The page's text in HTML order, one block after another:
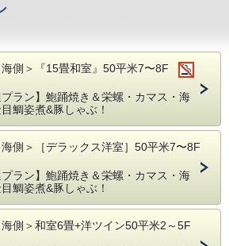
海側＞『15畳和室』50平米7〜8F
ラン】鮑踊焼き＆栄螺・カマス・海
鯛姿煮&豚しゃぶ！
側＞［デラックス洋室］50平米7〜8F
ラン】鮑踊焼き＆栄螺・カマス・海
鯛姿煮&豚しゃぶ！
海側＞和室6畳+洋ツイン50平米2～5F